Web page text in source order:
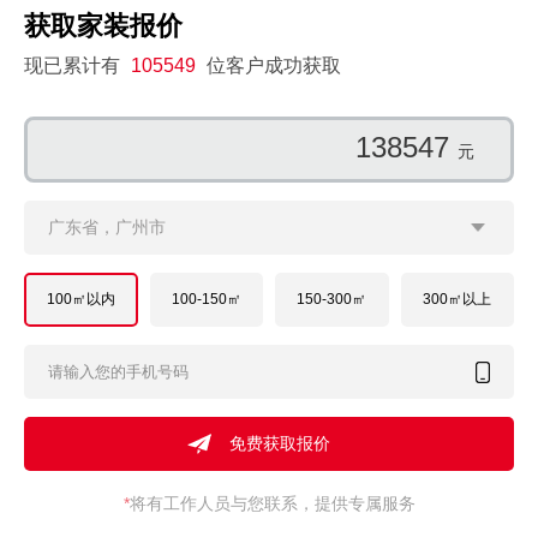
获取家装报价
现已累计有 105549 位客户成功获取
138547 元
广东省，广州市
100㎡以内 100-150㎡ 150-300㎡ 300㎡以上
*将有工作人员与您联系，提供专属服务